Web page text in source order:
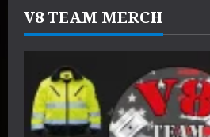
V8 TEAM MERCH